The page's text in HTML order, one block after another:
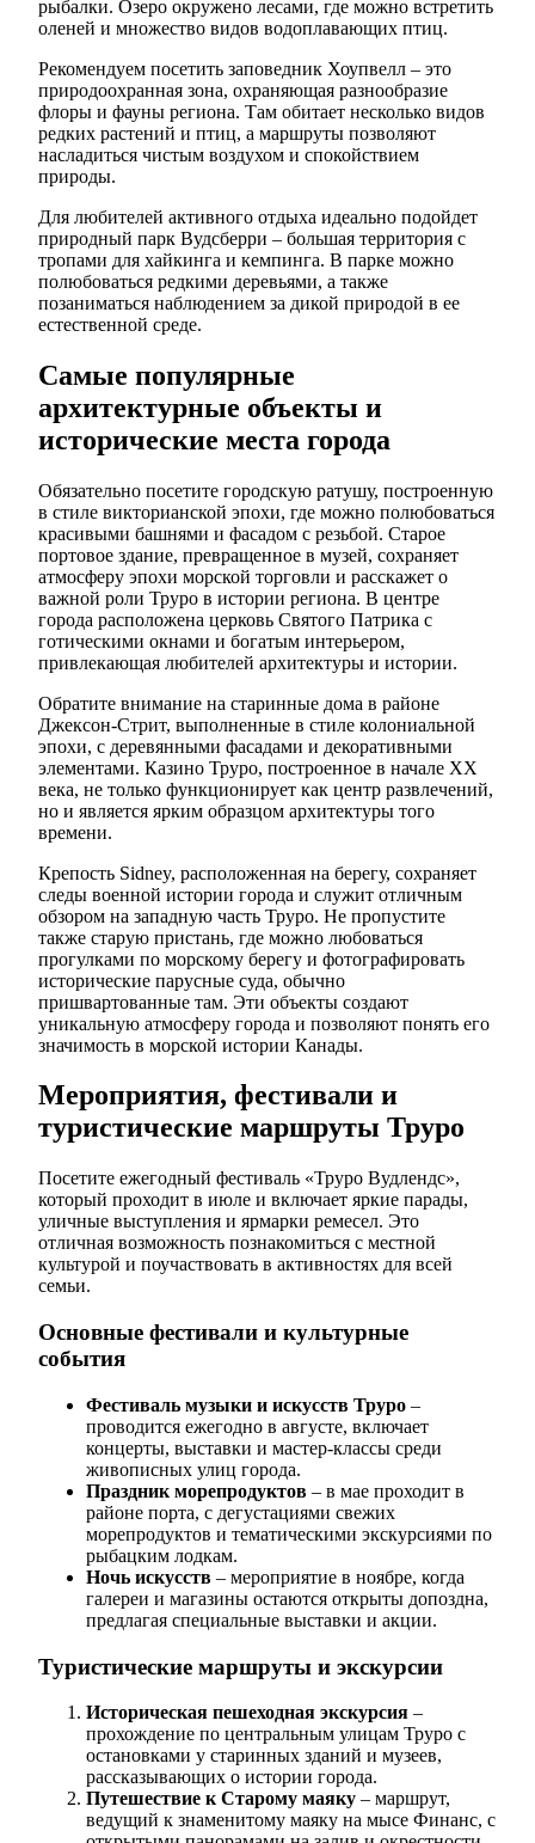
рыбалки. Озеро окружено лесами, где можно встретить
оленей и множество видов водоплавающих птиц.
Рекомендуем посетить заповедник Хоупвелл – это
природоохранная зона, охраняющая разнообразие
флоры и фауны региона. Там обитает несколько видов
редких растений и птиц, а маршруты позволяют
насладиться чистым воздухом и спокойствием
природы.
Для любителей активного отдыха идеально подойдет
природный парк Вудсберри – большая территория с
тропами для хайкинга и кемпинга. В парке можно
полюбоваться редкими деревьями, а также
позаниматься наблюдением за дикой природой в ее
естественной среде.
Самые популярные
архитектурные объекты и
исторические места города
Обязательно посетите городскую ратушу, построенную
в стиле викторианской эпохи, где можно полюбоваться
красивыми башнями и фасадом с резьбой. Старое
портовое здание, превращенное в музей, сохраняет
атмосферу эпохи морской торговли и расскажет о
важной роли Труро в истории региона. В центре
города расположена церковь Святого Патрика с
готическими окнами и богатым интерьером,
привлекающая любителей архитектуры и истории.
Обратите внимание на старинные дома в районе
Джексон-Стрит, выполненные в стиле колониальной
эпохи, с деревянными фасадами и декоративными
элементами. Казино Труро, построенное в начале XX
века, не только функционирует как центр развлечений,
но и является ярким образцом архитектуры того
времени.
Крепость Sidney, расположенная на берегу, сохраняет
следы военной истории города и служит отличным
обзором на западную часть Труро. Не пропустите
также старую пристань, где можно любоваться
прогулками по морскому берегу и фотографировать
исторические парусные суда, обычно
пришвартованные там. Эти объекты создают
уникальную атмосферу города и позволяют понять его
значимость в морской истории Канады.
Мероприятия, фестивали и
туристические маршруты Труро
Посетите ежегодный фестиваль «Труро Вудлендс»,
который проходит в июле и включает яркие парады,
уличные выступления и ярмарки ремесел. Это
отличная возможность познакомиться с местной
культурой и поучаствовать в активностях для всей
семьи.
Основные фестивали и культурные
события
Фестиваль музыки и искусств Труро –
проводится ежегодно в августе, включает
концерты, выставки и мастер-классы среди
живописных улиц города.
Праздник морепродуктов – в мае проходит в
районе порта, с дегустациями свежих
морепродуктов и тематическими экскурсиями по
рыбацким лодкам.
Ночь искусств – мероприятие в ноябре, когда
галереи и магазины остаются открыты допоздна,
предлагая специальные выставки и акции.
Туристические маршруты и экскурсии
Историческая пешеходная экскурсия –
прохождение по центральным улицам Труро с
остановками у старинных зданий и музеев,
рассказывающих о истории города.
Путешествие к Старому маяку – маршрут,
ведущий к знаменитому маяку на мысе Финанс, с